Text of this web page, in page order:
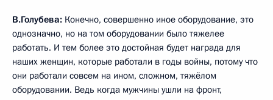
В.Голубева: Конечно, совершенно иное оборудование, это
однозначно, но на том оборудовании было тяжелее
работать. И тем более это достойная будет награда для
наших женщин, которые работали в годы войны, потому что
они работали совсем на ином, сложном, тяжёлом
оборудовании. Ведь когда мужчины ушли на фронт,